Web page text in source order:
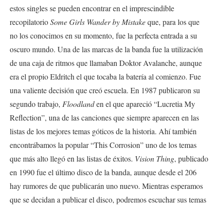
estos singles se pueden encontrar en el imprescindible
recopilatorioSome Girls Wander by Mistakeque, para los que
no los conocimos en su momento, fue la perfecta entrada a su
oscuro mundo. Una de las marcas de la banda fue la utilización
de una caja de ritmos que llamaban Doktor Avalanche, aunque
era el propio Eldritch el que tocaba la batería al comienzo. Fue
una valiente decisión que creó escuela. En 1987 publicaron su
segundo trabajo, Floodlanden el que apareció “Lucretia My
Reflection”, una de las canciones que siempre aparecen en las
listas de los mejores temas góticos de la historia. Ahí también
encontrábamos la popular “This Corrosion” uno de los temas
que más alto llegó en las listas de éxitos. Vision Thing, publicado
en 1990 fue el último disco de la banda, aunque desde el 206
hay rumores de que publicarán uno nuevo. Mientras esperamos
que se decidan a publicar el disco, podremos escuchar sus temas